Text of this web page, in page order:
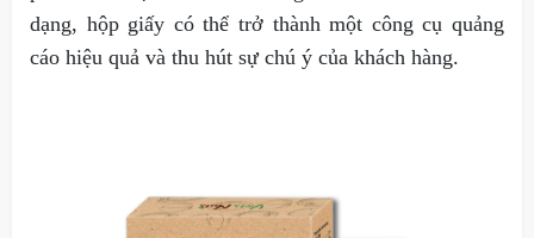
dạng, hộp giấy có thể trở thành một công cụ quảng
cáo hiệu quả và thu hút sự chú ý của khách hàng.